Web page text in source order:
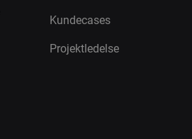
Kundecases
Projektledelse